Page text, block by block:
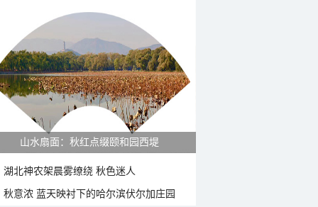
山水扇面：秋红点缀颐和园西堤
湖北神农架晨雾缭绕 秋色迷人
秋意浓 蓝天映衬下的哈尔滨伏尔加庄园